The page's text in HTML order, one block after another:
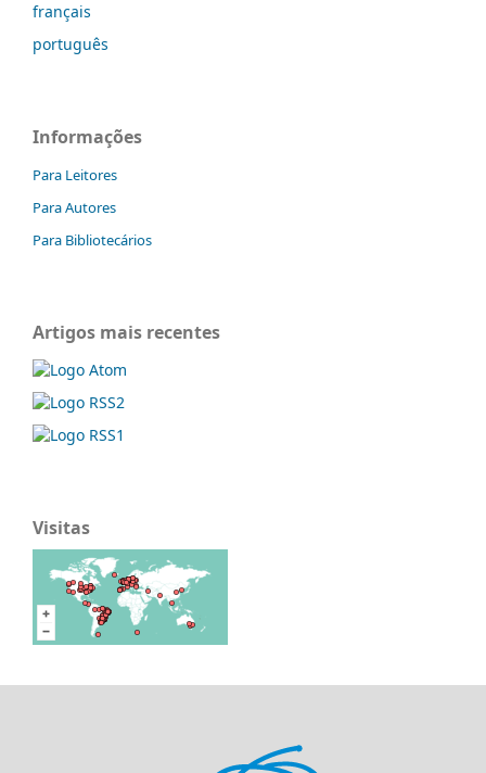
français
português
Informações
Para Leitores
Para Autores
Para Bibliotecários
Artigos mais recentes
Visitas